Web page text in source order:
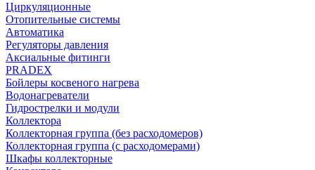
Циркуляционные
Отопительные системы
Автоматика
Регуляторы давления
Аксиальные фитинги
PRADEX
Бойлеры косвеного нагрева
Водонагреватели
Гидрострелки и модули
Коллектора
Коллекторная группа (без расходомеров)
Коллекторная группа (с расходомерами)
Шкафы коллекторные